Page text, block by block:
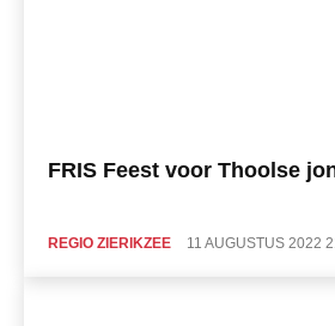
FRIS Feest voor Thoolse
REGIO ZIERIKZEE 11 AUGUSTUS 2022